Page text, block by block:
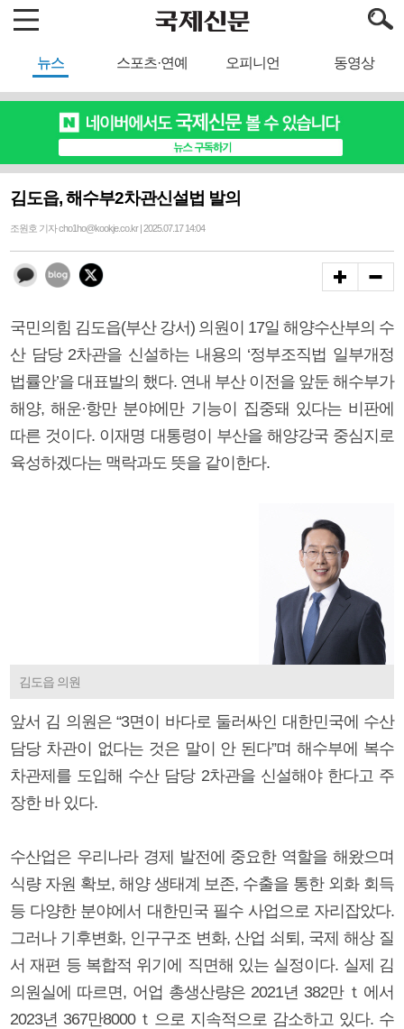
뉴스 스포츠·연예 오피니언 동영상
김도읍, 해수부2차관신설법 발의
조원호 기자 cho1ho@kookje.co.kr | 2025.07.17 14:04
국민의힘 김도읍(부산 강서) 의원이 17일 해양수산부의 수
산 담당 2차관을 신설하는 내용의 ‘정부조직법 일부개정
법률안’을 대표발의 했다. 연내 부산 이전을 앞둔 해수부가
해양, 해운·항만 분야에만 기능이 집중돼 있다는 비판에
따른 것이다. 이재명 대통령이 부산을 해양강국 중심지로
육성하겠다는 맥락과도 뜻을 같이한다.
김도읍 의원
앞서 김 의원은 “3면이 바다로 둘러싸인 대한민국에 수산
담당 차관이 없다는 것은 말이 안 된다”며 해수부에 복수
차관제를 도입해 수산 담당 2차관을 신설해야 한다고 주
장한 바 있다.
수산업은 우리나라 경제 발전에 중요한 역할을 해왔으며
식량 자원 확보, 해양 생태계 보존, 수출을 통한 외화 회득
등 다양한 분야에서 대한민국 필수 사업으로 자리잡았다.
그러나 기후변화, 인구구조 변화, 산업 쇠퇴, 국제 해상 질
서 재편 등 복합적 위기에 직면해 있는 실정이다. 실제 김
의원실에 따르면, 어업 총생산량은 2021년 382만ｔ에서
2023년 367만8000ｔ으로 지속적으로 감소하고 있다. 수